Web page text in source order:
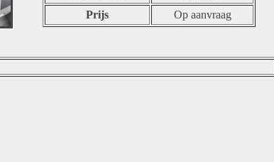
Prijs
Op aanvraag